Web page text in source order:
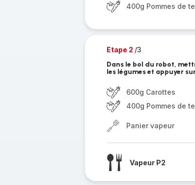
400g Pommes de
Etape 2 /3
Dans le bol du robot,
les légumes et appuyer
600g Carottes
400g Pommes de
Panier vapeur
Vapeur P2